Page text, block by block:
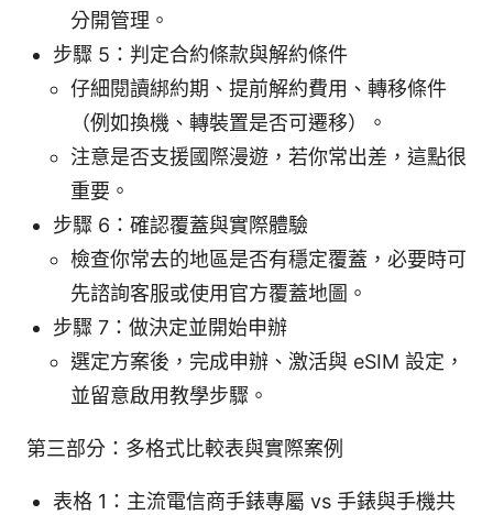
分開管理。
步驟 5：判定合約條款與解約條件
仔細閱讀綁約期、提前解約費用、轉移條件
（例如換機、轉裝置是否可遷移）。
注意是否支援國際漫遊，若你常出差，這點很
重要。
步驟 6：確認覆蓋與實際體驗
檢查你常去的地區是否有穩定覆蓋，必要時可
先諮詢客服或使用官方覆蓋地圖。
步驟 7：做決定並開始申辦
選定方案後，完成申辦、激活與 eSIM 設定，
並留意啟用教學步驟。
第三部分：多格式比較表與實際案例
表格 1：主流電信商手錶專屬 vs 手錶與手機共